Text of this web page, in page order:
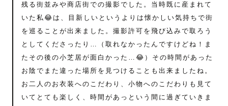
残る街並みや商店街での撮影でした。当時既に産まれて
いた私😂は、目新しいというよりは懐かしい気持ちで街
を巡ることが出来ました。撮影許可を飛び込みで取ろう
としてくださったり…（取れなかったんですけどね！ま
たその後の小芝居が面白かった…😂）その時間があった
お陰でまた違った場所を見つけることも出来ましたね。
お二人のお衣装へのこだわり、小物へのこだわりも見て
いてとても楽しく、時間があっという間に過ぎていきま